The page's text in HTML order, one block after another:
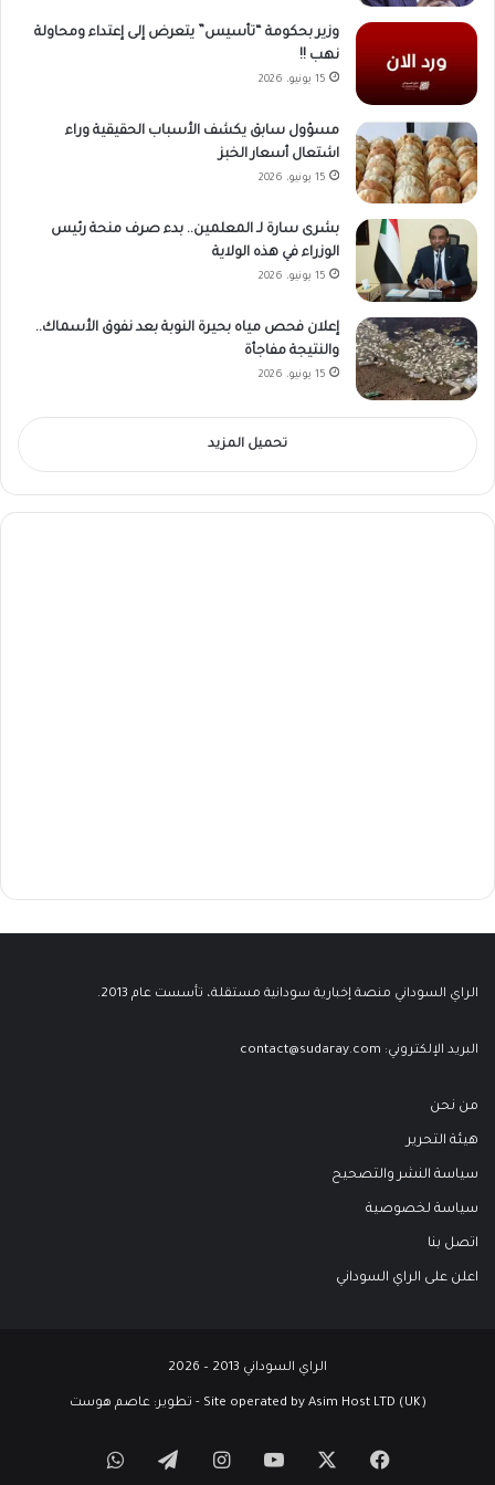
وزير بحكومة “تأسيس” يتعرض إلى إعتداء ومحاولة
نهب !!
15 يونيو، 2026
مسؤول سابق يكشف الأسباب الحقيقية وراء
اشتعال أسعار الخبز
15 يونيو، 2026
بشرى سارة لـ المعلمين.. بدء صرف منحة رئيس
الوزراء في هذه الولاية
15 يونيو، 2026
إعلان فحص مياه بحيرة النوبة بعد نفوق الأسماك..
والنتيجة مفاجأة
15 يونيو، 2026
تحميل المزيد
الراي السوداني منصة إخبارية سودانية مستقلة، تأسست عام 2013.
البريد الإلكتروني: contact@sudaray.com
من نحن
هيئة التحرير
سياسة النشر والتصحيح
سياسة لخصوصية
اتصل بنا
اعلن على الراي السوداني
الراي السوداني 2013 – 2026
Site operated by Asim Host LTD (UK) - تطوير: عاصم هوست
فيسبوك ‫YouTubeانستقرامتيلقرامواتساب